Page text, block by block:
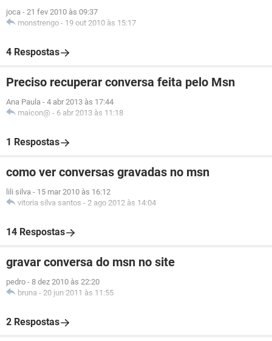
joca - 21 fev 2010 às 09:37
monstrengo - 19 out 2010 às 15:17
4 Respostas
Preciso recuperar conversa feita pelo Msn
Ana Paula - 4 abr 2013 às 17:44
maicon@ - 6 abr 2013 às 11:18
1 Respostas
como ver conversas gravadas no msn
lili silva - 15 mar 2010 às 16:12
vitoria silva santos - 2 ago 2012 às 14:04
14 Respostas
gravar conversa do msn no site
pedro - 8 dez 2010 às 22:20
bruna - 20 jun 2011 às 11:55
2 Respostas